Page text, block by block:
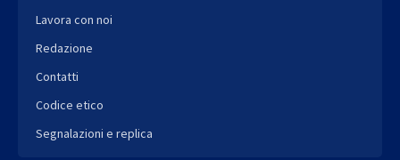
Lavora con noi
Redazione
Contatti
Codice etico
Segnalazioni e replica